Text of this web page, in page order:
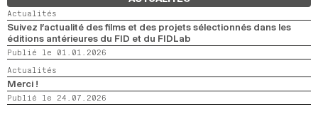
Actualités
Suivez l’actualité des films et des projets sélectionnés dans les
éditions antérieures du FID et du FIDLab
Publié le 01.01.2026
Actualités
Merci !
Publié le 24.07.2026